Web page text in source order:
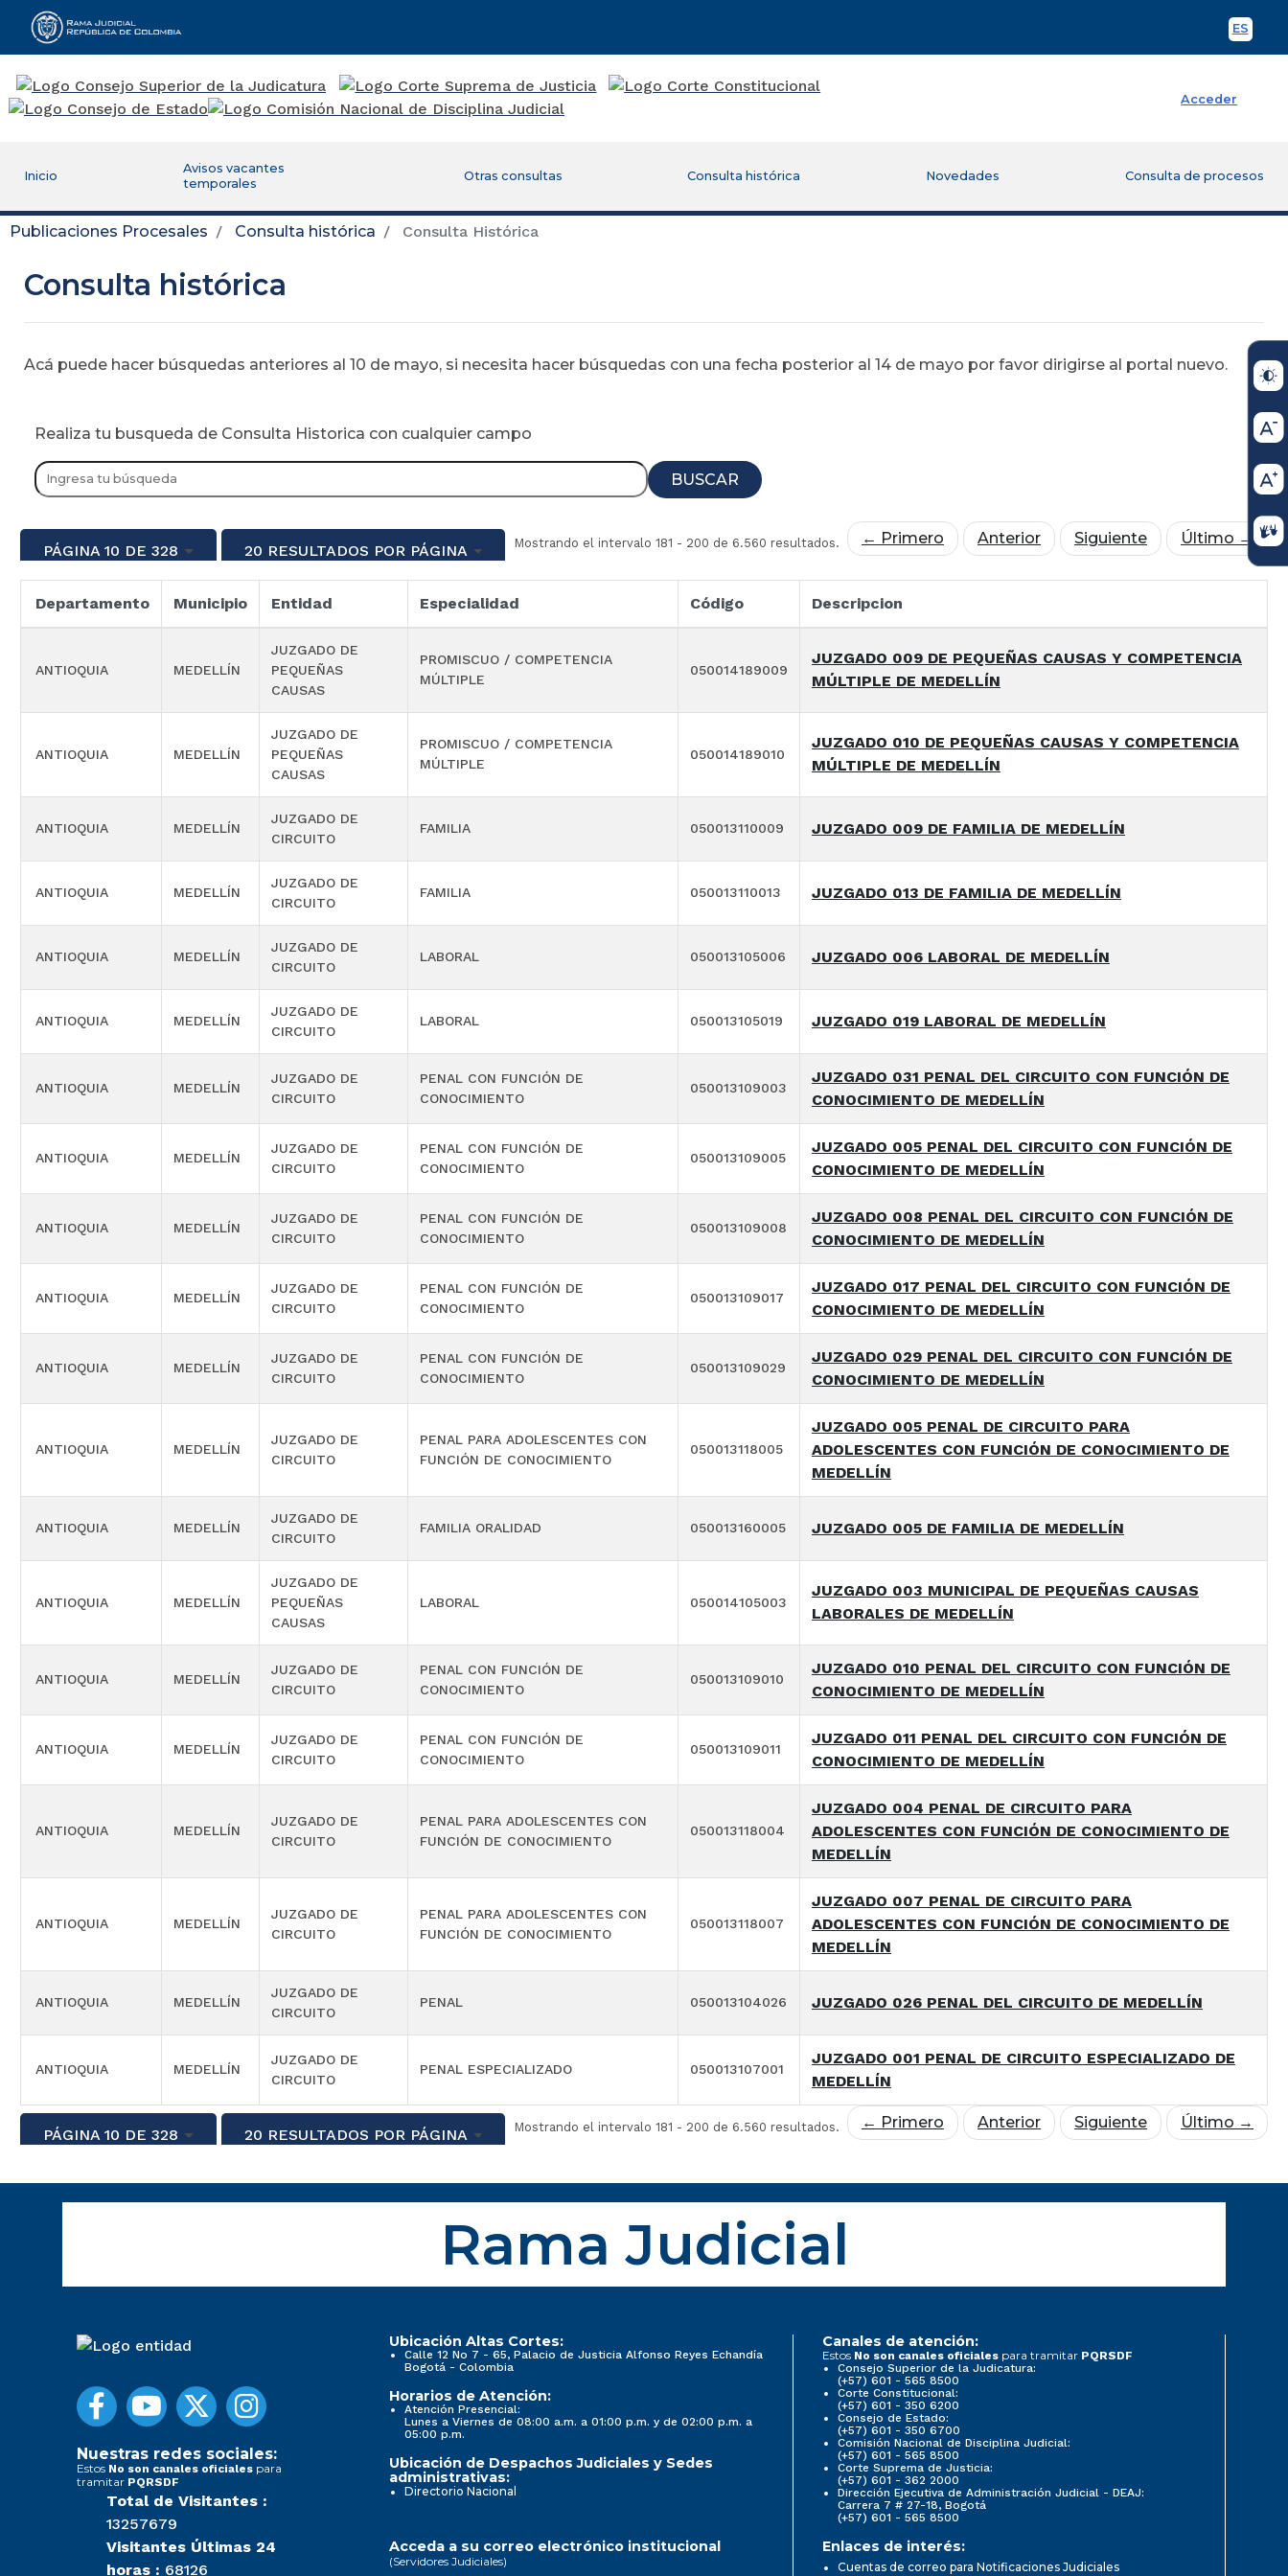
ES
Rama Judicial
Acceder
Inicio
Avisos vacantes
temporales
Otras consultas Consulta histórica Novedades Consulta de procesos
Publicaciones Procesales Consulta histórica Consulta Histórica
Consulta histórica
Acá puede hacer búsquedas anteriores al 10 de mayo, si necesita hacer búsquedas con una fecha posterior al 14 de mayo por favor dirigirse al portal nuevo.
Realiza tu busqueda de Consulta Historica con cualquier campo
BUSCAR
PÁGINA 10 DE 328 20 RESULTADOS POR PÁGINA Mostrando el intervalo 181 - 200 de 6.560 resultados. ← Primero Anterior Siguiente Último →
Departamento Municipio Entidad Especialidad Código Descripcion
ANTIOQUIA MEDELLÍN
JUZGADO DE
PEQUEÑAS
CAUSAS
PROMISCUO / COMPETENCIA
MÚLTIPLE
050014189009
JUZGADO 009 DE PEQUEÑAS CAUSAS Y COMPETENCIA
MÚLTIPLE DE MEDELLÍN
ANTIOQUIA MEDELLÍN
JUZGADO DE
PEQUEÑAS
CAUSAS
PROMISCUO / COMPETENCIA
MÚLTIPLE
050014189010
JUZGADO 010 DE PEQUEÑAS CAUSAS Y COMPETENCIA
MÚLTIPLE DE MEDELLÍN
ANTIOQUIA MEDELLÍN
JUZGADO DE
CIRCUITO
FAMILIA 050013110009 JUZGADO 009 DE FAMILIA DE MEDELLÍN
ANTIOQUIA MEDELLÍN
JUZGADO DE
CIRCUITO
FAMILIA 050013110013 JUZGADO 013 DE FAMILIA DE MEDELLÍN
ANTIOQUIA MEDELLÍN
JUZGADO DE
CIRCUITO
LABORAL 050013105006 JUZGADO 006 LABORAL DE MEDELLÍN
ANTIOQUIA MEDELLÍN
JUZGADO DE
CIRCUITO
LABORAL 050013105019 JUZGADO 019 LABORAL DE MEDELLÍN
ANTIOQUIA MEDELLÍN
JUZGADO DE
CIRCUITO
PENAL CON FUNCIÓN DE
CONOCIMIENTO
050013109003
JUZGADO 031 PENAL DEL CIRCUITO CON FUNCIÓN DE
CONOCIMIENTO DE MEDELLÍN
ANTIOQUIA MEDELLÍN
JUZGADO DE
CIRCUITO
PENAL CON FUNCIÓN DE
CONOCIMIENTO
050013109005
JUZGADO 005 PENAL DEL CIRCUITO CON FUNCIÓN DE
CONOCIMIENTO DE MEDELLÍN
ANTIOQUIA MEDELLÍN
JUZGADO DE
CIRCUITO
PENAL CON FUNCIÓN DE
CONOCIMIENTO
050013109008
JUZGADO 008 PENAL DEL CIRCUITO CON FUNCIÓN DE
CONOCIMIENTO DE MEDELLÍN
ANTIOQUIA MEDELLÍN
JUZGADO DE
CIRCUITO
PENAL CON FUNCIÓN DE
CONOCIMIENTO
050013109017
JUZGADO 017 PENAL DEL CIRCUITO CON FUNCIÓN DE
CONOCIMIENTO DE MEDELLÍN
ANTIOQUIA MEDELLÍN
JUZGADO DE
CIRCUITO
PENAL CON FUNCIÓN DE
CONOCIMIENTO
050013109029
JUZGADO 029 PENAL DEL CIRCUITO CON FUNCIÓN DE
CONOCIMIENTO DE MEDELLÍN
ANTIOQUIA MEDELLÍN
JUZGADO DE
CIRCUITO
PENAL PARA ADOLESCENTES CON
FUNCIÓN DE CONOCIMIENTO
050013118005
JUZGADO 005 PENAL DE CIRCUITO PARA
ADOLESCENTES CON FUNCIÓN DE CONOCIMIENTO DE
MEDELLÍN
ANTIOQUIA MEDELLÍN
JUZGADO DE
CIRCUITO
FAMILIA ORALIDAD 050013160005 JUZGADO 005 DE FAMILIA DE MEDELLÍN
ANTIOQUIA MEDELLÍN
JUZGADO DE
PEQUEÑAS
CAUSAS
LABORAL 050014105003
JUZGADO 003 MUNICIPAL DE PEQUEÑAS CAUSAS
LABORALES DE MEDELLÍN
ANTIOQUIA MEDELLÍN
JUZGADO DE
CIRCUITO
PENAL CON FUNCIÓN DE
CONOCIMIENTO
050013109010
JUZGADO 010 PENAL DEL CIRCUITO CON FUNCIÓN DE
CONOCIMIENTO DE MEDELLÍN
ANTIOQUIA MEDELLÍN
JUZGADO DE
CIRCUITO
PENAL CON FUNCIÓN DE
CONOCIMIENTO
050013109011
JUZGADO 011 PENAL DEL CIRCUITO CON FUNCIÓN DE
CONOCIMIENTO DE MEDELLÍN
ANTIOQUIA MEDELLÍN
JUZGADO DE
CIRCUITO
PENAL PARA ADOLESCENTES CON
FUNCIÓN DE CONOCIMIENTO
050013118004
JUZGADO 004 PENAL DE CIRCUITO PARA
ADOLESCENTES CON FUNCIÓN DE CONOCIMIENTO DE
MEDELLÍN
ANTIOQUIA MEDELLÍN
JUZGADO DE
CIRCUITO
PENAL PARA ADOLESCENTES CON
FUNCIÓN DE CONOCIMIENTO
050013118007
JUZGADO 007 PENAL DE CIRCUITO PARA
ADOLESCENTES CON FUNCIÓN DE CONOCIMIENTO DE
MEDELLÍN
ANTIOQUIA MEDELLÍN
JUZGADO DE
CIRCUITO
PENAL 050013104026 JUZGADO 026 PENAL DEL CIRCUITO DE MEDELLÍN
ANTIOQUIA MEDELLÍN
JUZGADO DE
CIRCUITO
PENAL ESPECIALIZADO 050013107001
JUZGADO 001 PENAL DE CIRCUITO ESPECIALIZADO DE
MEDELLÍN
PÁGINA 10 DE 328 20 RESULTADOS POR PÁGINA Mostrando el intervalo 181 - 200 de 6.560 resultados. ← Primero Anterior Siguiente Último →
Rama Judicial
Nuestras redes sociales:
Estos No son canales oficiales para
tramitar PQRSDF
Total de Visitantes :
13257679
Visitantes Últimas 24
horas : 68126
Ubicación Altas Cortes:
Calle 12 No 7 - 65, Palacio de Justicia Alfonso Reyes Echandía
Bogotá - Colombia
Horarios de Atención:
Atención Presencial:
Lunes a Viernes de 08:00 a.m. a 01:00 p.m. y de 02:00 p.m. a
05:00 p.m.
Ubicación de Despachos Judiciales y Sedes
administrativas:
Directorio Nacional
Canales de atención:
Estos No son canales oficiales para tramitar PQRSDF
Consejo Superior de la Judicatura:
(+57) 601 - 565 8500
Corte Constitucional:
(+57) 601 - 350 6200
Consejo de Estado:
(+57) 601 - 350 6700
Comisión Nacional de Disciplina Judicial:
(+57) 601 - 565 8500
Corte Suprema de Justicia:
(+57) 601 - 362 2000
Dirección Ejecutiva de Administración Judicial - DEAJ:
Carrera 7 # 27-18, Bogotá
(+57) 601 - 565 8500
Acceda a su correo electrónico institucional
(Servidores Judiciales)
Enlaces de interés:
Cuentas de correo para Notificaciones Judiciales